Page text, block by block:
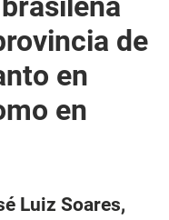
de
en
en
Luiz Soares,